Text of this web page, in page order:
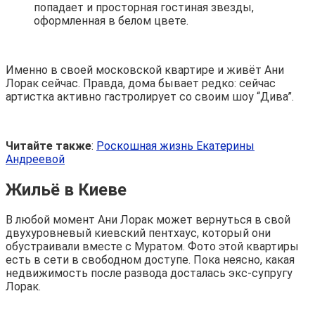
попадает и просторная гостиная звезды,
оформленная в белом цвете.
Именно в своей московской квартире и живёт Ани
Лорак сейчас. Правда, дома бывает редко: сейчас
артистка активно гастролирует со своим шоу “Дива”.
Читайте также: Роскошная жизнь Екатерины
Андреевой
Жильё в Киеве
В любой момент Ани Лорак может вернуться в свой
двухуровневый киевский пентхаус, который они
обустраивали вместе с Муратом. Фото этой квартиры
есть в сети в свободном доступе. Пока неясно, какая
недвижимость после развода досталась экс-супругу
Лорак.